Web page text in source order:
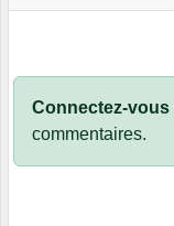
Connectez-vous
commentaires.